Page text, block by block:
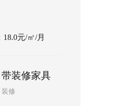
元/㎡/月
带装修家具
装修